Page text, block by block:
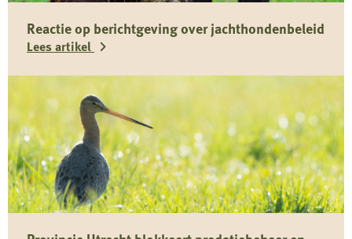
Reactie op berichtgeving over jachthondenbeleid
Lees artikel
Lees
meer
over
Reactie
op
berichtgeving
over